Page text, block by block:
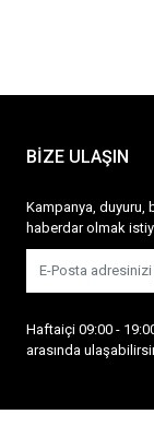
BİZE ULAŞIN
Kampanya, duyuru,
haberdar olmak
Haftaiçi 09:00 -
arasında